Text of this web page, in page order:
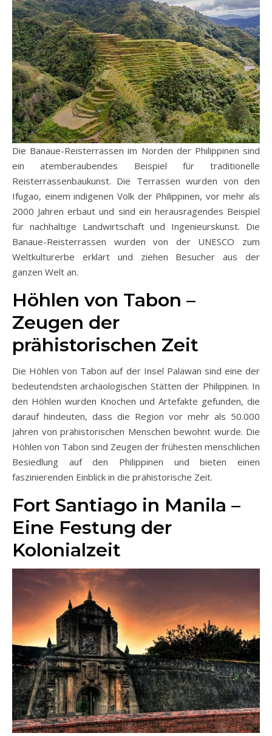
Die Banaue-Reisterrassen im Norden der Philippinen sind
ein atemberaubendes Beispiel für traditionelle
Reisterrassenbaukunst. Die Terrassen wurden von den
Ifugao, einem indigenen Volk der Philippinen, vor mehr als
2000 Jahren erbaut und sind ein herausragendes Beispiel
für nachhaltige Landwirtschaft und Ingenieurskunst. Die
Banaue-Reisterrassen wurden von der UNESCO zum
Weltkulturerbe erklärt und ziehen Besucher aus der
ganzen Welt an.
Höhlen von Tabon –
Zeugen der
prähistorischen Zeit
Die Höhlen von Tabon auf der Insel Palawan sind eine der
bedeutendsten archäologischen Stätten der Philippinen. In
den Höhlen wurden Knochen und Artefakte gefunden, die
darauf hindeuten, dass die Region vor mehr als 50.000
Jahren von prähistorischen Menschen bewohnt wurde. Die
Höhlen von Tabon sind Zeugen der frühesten menschlichen
Besiedlung auf den Philippinen und bieten einen
faszinierenden Einblick in die prähistorische Zeit.
Fort Santiago in Manila –
Eine Festung der
Kolonialzeit